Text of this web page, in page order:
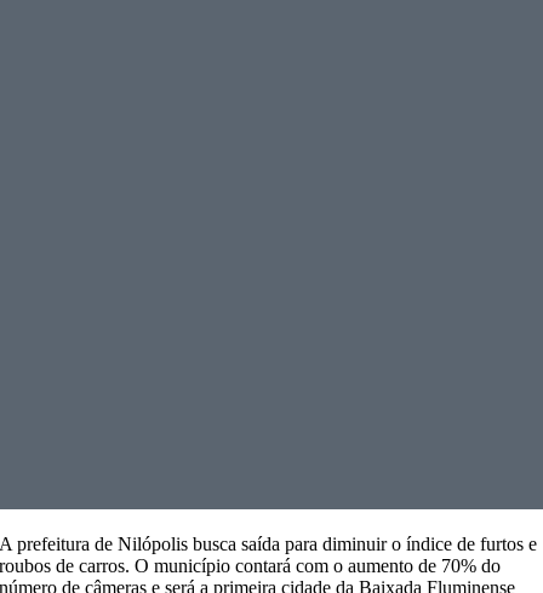
A prefeitura de Nilópolis busca saída para diminuir o índice de furtos e
roubos de carros. O município contará com o aumento de 70% do
número de câmeras e será a primeira cidade da Baixada Fluminense